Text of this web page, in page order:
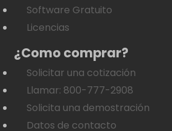
Software Gratuito
Licencias
¿Como comprar?
Solicitar una cotización
Llamar: 800-777-2908
Solicita una demostración
Datos de contacto